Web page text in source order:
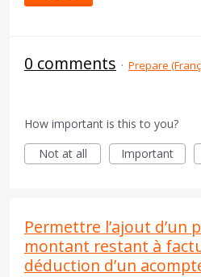
0 comments · Prepare
How important is this to you?
Not at all
Important
Permettre l’ajout d’un
montant restant à
déduction d’un